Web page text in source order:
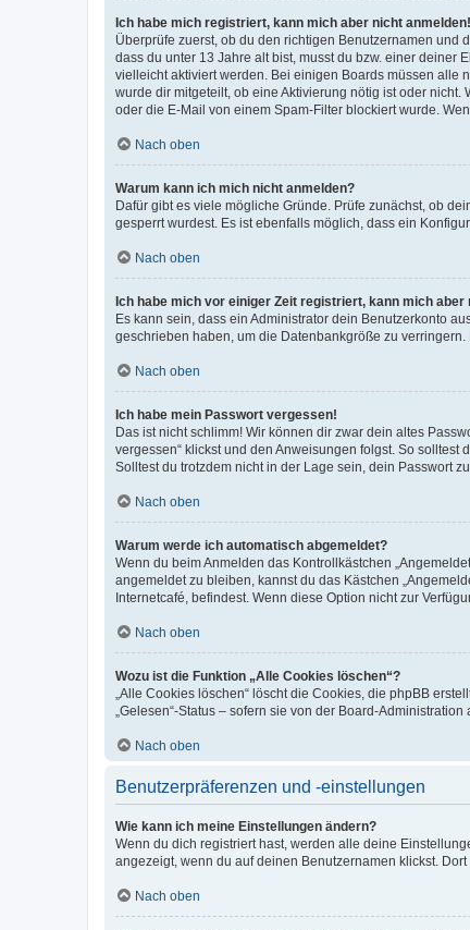
Ich habe mich registriert, kann mich aber nicht anmelden!
Überprüfe zuerst, ob du den richtigen Benutzernamen und
dass du unter 13 Jahre alt bist, musst du bzw. einer deiner
vielleicht aktiviert werden. Bei einigen Boards müssen alle
wurde dir mitgeteilt, ob eine Aktivierung nötig ist oder
oder die E-Mail von einem Spam-Filter blockiert wurde.
Nach oben
Warum kann ich mich nicht anmelden?
Dafür gibt es viele mögliche Gründe. Prüfe zunächst, ob
gesperrt wurdest. Es ist ebenfalls möglich, dass ein
Nach oben
Ich habe mich vor einiger Zeit registriert, kann mich aber
Es kann sein, dass ein Administrator dein Benutzerkonto
geschrieben haben, um die Datenbankgröße zu
Nach oben
Ich habe mein Passwort vergessen!
Das ist nicht schlimm! Wir können dir zwar dein altes
vergessen“ klickst und den Anweisungen folgst. So solltest
Solltest du trotzdem nicht in der Lage sein, dein Passwort
Nach oben
Warum werde ich automatisch abgemeldet?
Wenn du beim Anmelden das Kontrollkästchen
angemeldet zu bleiben, kannst du das Kästchen
Internetcafé, befindest. Wenn diese Option nicht zur
Nach oben
Wozu ist die Funktion „Alle Cookies löschen“?
„Alle Cookies löschen“ löscht die Cookies, die phpBB
„Gelesen“-Status – sofern sie von der Board-
Nach oben
Benutzerpräferenzen und -einstellungen
Wie kann ich meine Einstellungen ändern?
Wenn du dich registriert hast, werden alle deine
angezeigt, wenn du auf deinen Benutzernamen klickst.
Nach oben